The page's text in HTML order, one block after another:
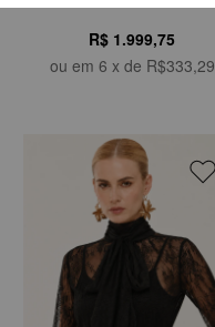
R$ 1.999,75
ou em 6 x de R$333,29